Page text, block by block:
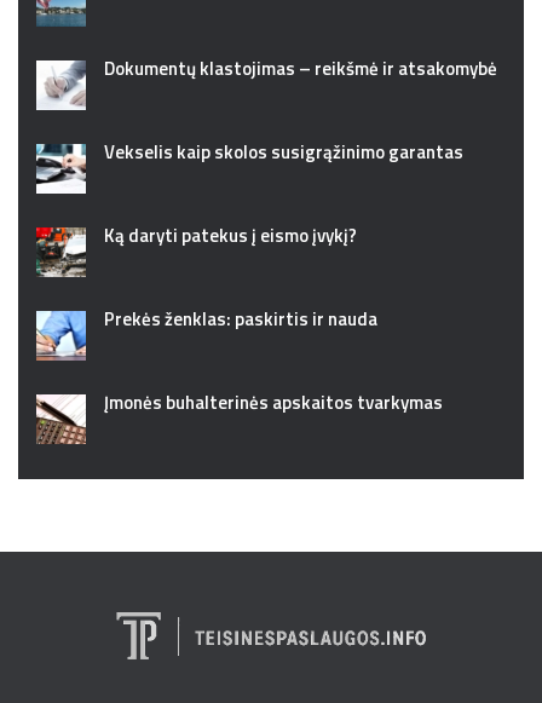
Dokumentų klastojimas – reikšmė ir atsakomybė
Vekselis kaip skolos susigrąžinimo garantas
Ką daryti patekus į eismo įvykį?
Prekės ženklas: paskirtis ir nauda
Įmonės buhalterinės apskaitos tvarkymas